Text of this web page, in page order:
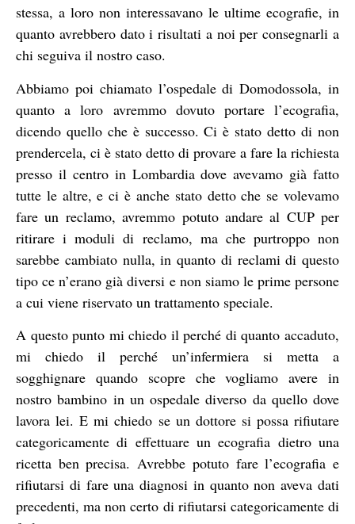
stessa, a loro non interessavano le ultime ecografie, in
quanto avrebbero dato i risultati a noi per consegnarli a
chi seguiva il nostro caso.
Abbiamo poi chiamato l’ospedale di Domodossola, in
quanto a loro avremmo dovuto portare l’ecografia,
dicendo quello che è successo. Ci è stato detto di non
prendercela, ci è stato detto di provare a fare la richiesta
presso il centro in Lombardia dove avevamo già fatto
tutte le altre, e ci è anche stato detto che se volevamo
fare un reclamo, avremmo potuto andare al CUP per
ritirare i moduli di reclamo, ma che purtroppo non
sarebbe cambiato nulla, in quanto di reclami di questo
tipo ce n’erano già diversi e non siamo le prime persone
a cui viene riservato un trattamento speciale.
A questo punto mi chiedo il perché di quanto accaduto,
mi chiedo il perché un’infermiera si metta a
sogghignare quando scopre che vogliamo avere in
nostro bambino in un ospedale diverso da quello dove
lavora lei. E mi chiedo se un dottore si possa rifiutare
categoricamente di effettuare un ecografia dietro una
ricetta ben precisa. Avrebbe potuto fare l’ecografia e
rifiutarsi di fare una diagnosi in quanto non aveva dati
precedenti, ma non certo di rifiutarsi categoricamente di